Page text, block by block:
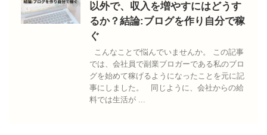
以外で、収入を増やすにはどうす
るか？結論:ブログを作り自分で稼
ぐ
こんなことで悩んでいませんか。 この記事
では、会社員で副業ブロガーである私のブロ
グを始めて稼げるようになったことを元に記
事にしました。 同じように、会社からの給
料では生活が ...